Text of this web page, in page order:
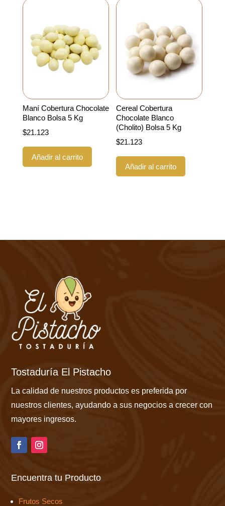
Maní Cobertura Chocolate
Blanco Bolsa 5 Kg
$21.123
Añadir al carrito
Cereal Cobertura
Chocolate Blanco
(Cholito) Bolsa 5 Kg
$21.123
Añadir al carrito
Tostaduría El Pistacho
La calidad de nuestros productos es preferida por
nuestros clientes, ayudando a sus negocios a crecer con
mayores ingresos.
Encuentra tu Producto
Frutos Secos